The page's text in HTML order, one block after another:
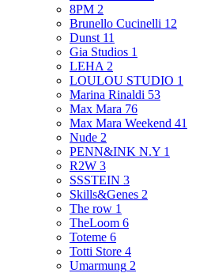
8PM 2
Brunello Cucinelli 12
Dunst 11
Gia Studios 1
LEHA 2
LOULOU STUDIO 1
Marina Rinaldi 53
Max Mara 76
Max Mara Weekend 41
Nude 2
PENN&INK N.Y 1
R2W 3
SSSTEIN 3
Skills&Genes 2
The row 1
TheLoom 6
Toteme 6
Totti Store 4
Umarmung 2